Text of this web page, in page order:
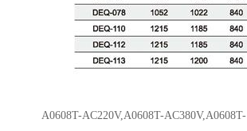
A0608T-AC220V,A0608T-AC380V,A0608T-